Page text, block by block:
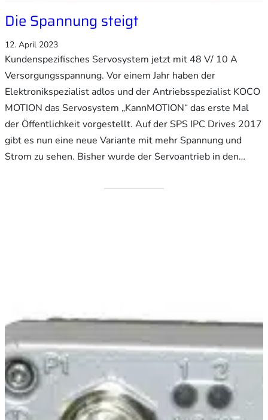
Die Spannung steigt
12. April 2023
Kundenspezifisches Servosystem jetzt mit 48 V/ 10 A
Versorgungsspannung. Vor einem Jahr haben der
Elektronikspezialist adlos und der Antriebsspezialist KOCO
MOTION das Servosystem „KannMOTION“ das erste Mal
der Öffentlichkeit vorgestellt. Auf der SPS IPC Drives 2017
gibt es nun eine neue Variante mit mehr Spannung und
Strom zu sehen. Bisher wurde der Servoantrieb in den…